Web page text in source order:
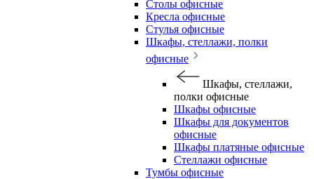
Столы офисные
Кресла офисные
Стулья офисные
Шкафы, стеллажи, полки
офисные
Шкафы, стеллажи,
полки офисные
Шкафы офисные
Шкафы для документов
офисные
Шкафы платяные офисные
Стеллажи офисные
Тумбы офисные